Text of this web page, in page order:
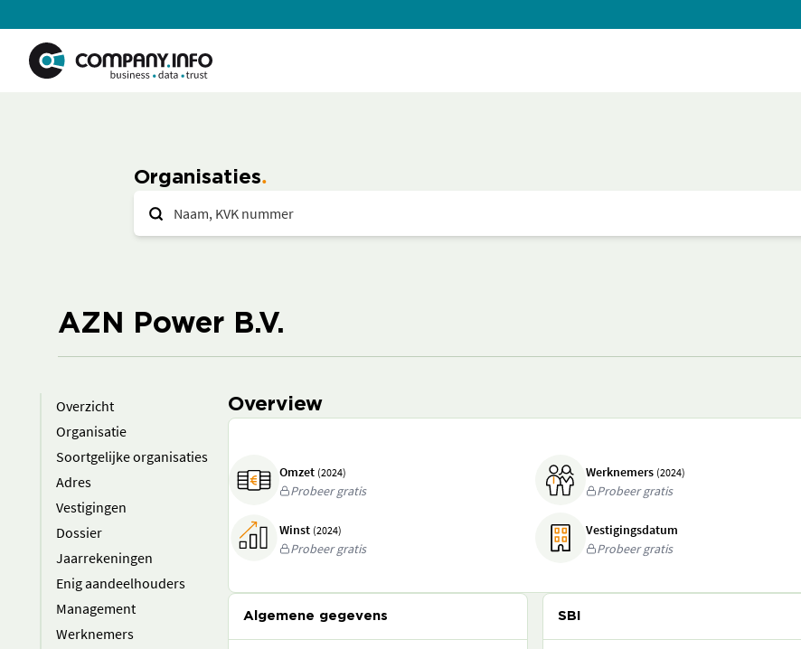
Organisaties
AZN Power B.V.
Overzicht
Organisatie
Soortgelijke organisaties
Adres
Vestigingen
Dossier
Jaarrekeningen
Enig aandeelhouders
Management
Werknemers
Overview
Omzet (2024)
Probeer gratis
Werknemers (2024)
Probeer gratis
Winst (2024)
Probeer gratis
Vestigingsdatum
Probeer gratis
Algemene gegevens SBI